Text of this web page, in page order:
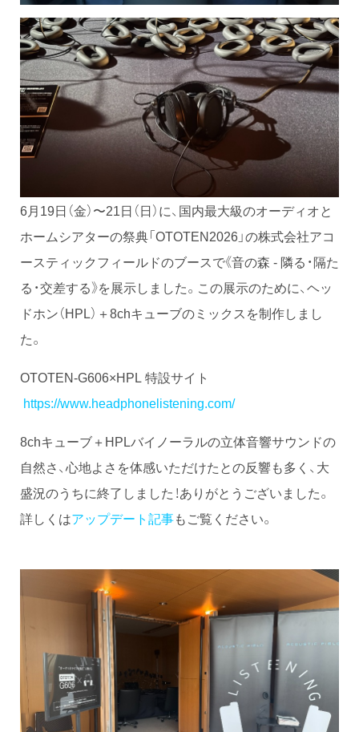
6月19日（金）〜21日（日）に、国内最大級のオーディオと
ホームシアターの祭典「OTOTEN2026」の株式会社アコ
ースティックフィールドのブースで《音の森 - 隣る・隔た
る・交差する》を展示しました。この展示のために、ヘッ
ドホン（HPL）＋8chキューブのミックスを制作しまし
た。
OTOTEN-G606×HPL 特設サイト
https://www.headphonelistening.com/
8chキューブ＋HPLバイノーラルの立体音響サウンドの
自然さ、心地よさを体感いただけたとの反響も多く、大
盛況のうちに終了しました！ありがとうございました。
詳しくはアップデート記事もご覧ください。